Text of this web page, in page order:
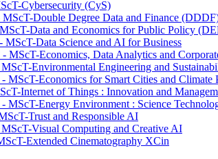
Cybersecurity (CyS)
Double Degree Data and Finance
Data and Economics for Public Policy
Data Science and AI for Business
MScT-Economics, Data Analytics and
Environmental Engineering and
MScT-Economics for Smart Cities and Climate
Internet of Things : Innovation and
MScT-Energy Environment : Science
Trust and Responsible AI
Visual Computing and Creative AI
Extended Cinematography XCin